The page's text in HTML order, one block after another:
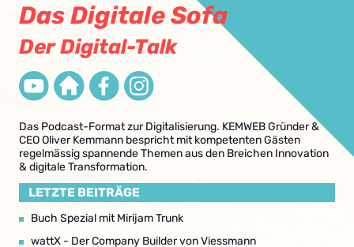
Das Digitale Sofa
Der Digital-Talk
Das Podcast-Format zur Digitalisierung. KEMWEB Gründer &
CEO Oliver Kemmann bespricht mit kompetenten Gästen
regelmässig spannende Themen aus den Breichen Innovation
& digitale Transformation.
LETZTE BEITRÄGE
Buch Spezial mit Mirijam Trunk
wattX - Der Company Builder von Viessmann